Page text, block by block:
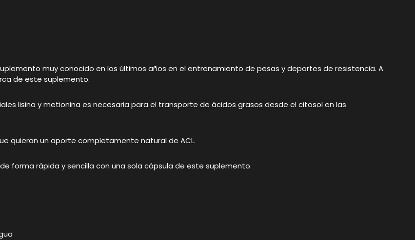
muy conocido en los últimos años en el entrenamiento de pesas y deportes de resistencia. A
de este suplemento.
lisina y metionina es necesaria para el transporte de ácidos grasos desde el citosol en las
quieran un aporte completamente natural de ACL.
forma rápida y sencilla con una sola cápsula de este suplemento.